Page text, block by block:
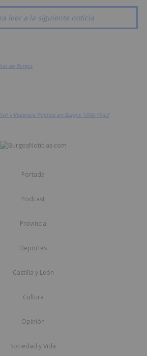
leer a la siguiente noticia
de Burgos
y Violencia Política en Burgos 1936-1943'
Portada
Podcast
Provincia
Deportes
Castilla y León
Cultura
Opinión
Sociedad y Vida